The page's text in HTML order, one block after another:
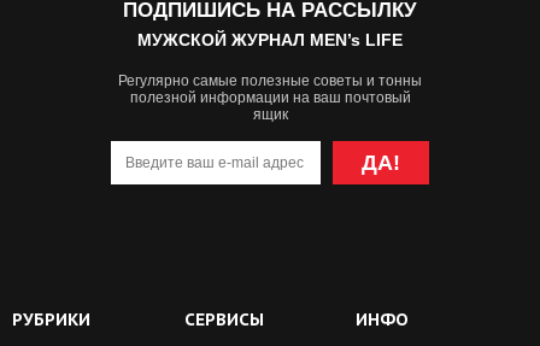
ПОДПИШИСЬ НА РАССЫЛКУ
МУЖСКОЙ ЖУРНАЛ MEN’s LIFE
Регулярно самые полезные советы и тонны
полезной информации на ваш почтовый
ящик
ДА!
РУБРИКИ СЕРВИСЫ ИНФО